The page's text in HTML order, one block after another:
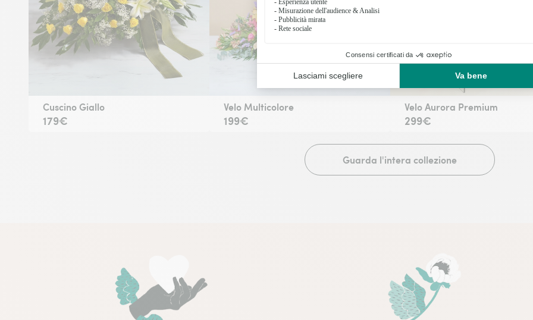
Cuscino Giallo
179€
Velo Multicolore
199€
Velo Aurora Premium
299€
Guarda l'intera collezione